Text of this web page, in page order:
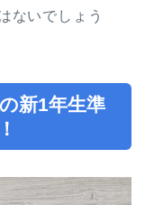
ないでしょう
新1年生準